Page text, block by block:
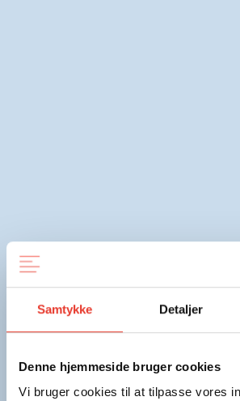
Samtykke Detaljer
Denne hjemmeside bruger cookies
Vi bruger cookies til at tilpasse vores